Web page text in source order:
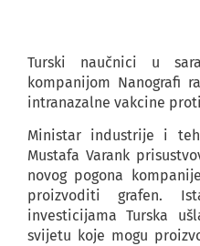
Turski naučnici u
kompanijom Nanografi
intranazalne vakcine
Ministar industrije i
Mustafa Varank
novog pogona
proizvoditi grafen.
investicijama Turska
svijetu koje mogu